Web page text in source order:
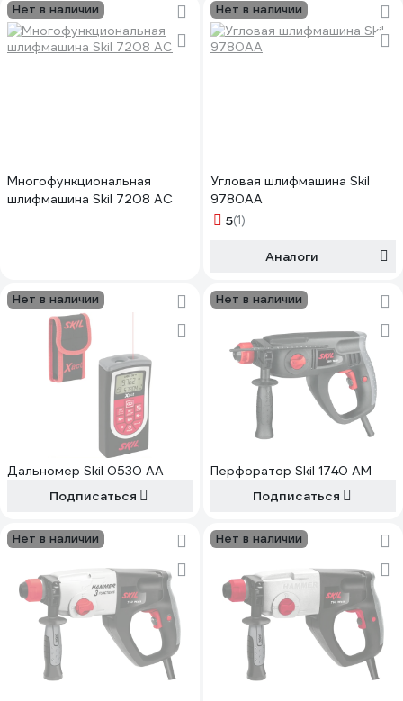
Нет в наличии
Многофункциональная
шлифмашина Skil 7208 AC
Нет в наличии
Угловая шлифмашина Skil
9780AA
5(1)
Аналоги
Нет в наличии
Дальномер Skil 0530 AA
Подписаться
Нет в наличии
Перфоратор Skil 1740 AM
Подписаться
Нет в наличии Нет в наличии